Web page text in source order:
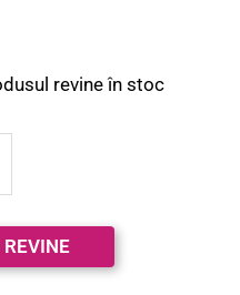
revine în stoc